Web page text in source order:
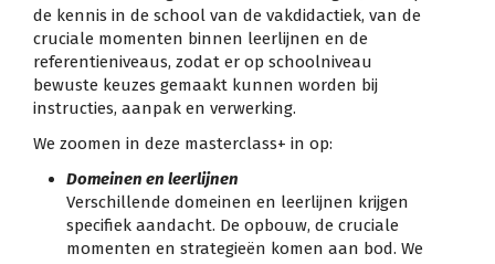
de kennis in de school van de vakdidactiek, van de
cruciale momenten binnen leerlijnen en de
referentieniveaus, zodat er op schoolniveau
bewuste keuzes gemaakt kunnen worden bij
instructies, aanpak en verwerking.
We zoomen in deze masterclass+ in op:
Domeinen en leerlijnen
Verschillende domeinen en leerlijnen krijgen
specifiek aandacht. De opbouw, de cruciale
momenten en strategieën komen aan bod. We